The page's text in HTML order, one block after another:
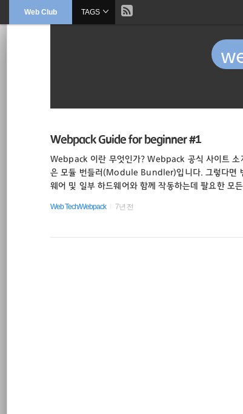
문
Web Club 현
::
TAGS
Webpack Guide for beginner #1
Webpack 이란 무엇인가? Webpack 공식 사이트
은 모듈 번들러(Module Bundler)입니다. 그렇다면
웨어 및 일부 하드웨어와 함께 작동하는데 팔요한 모
을 그룹핑 해주는 도구라고 할 수 있습니다. 다시말
img, webfont, etc.. 와 같은 구성파일들의 관계들
Web Tech/Webpack 7년 전
sublimetext3
html